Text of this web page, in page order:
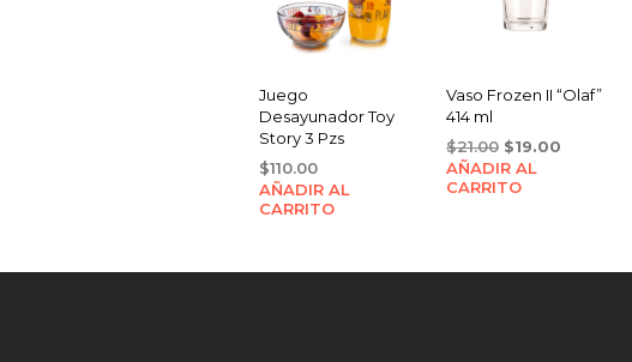
Juego
Desayunador Toy
Story 3 Pzs
$110.00
AÑADIR AL
CARRITO
Vaso Frozen II “Olaf”
414 ml
$21.00 Original
price
was:
$19.00Current
AÑADIR AL
CARRITO